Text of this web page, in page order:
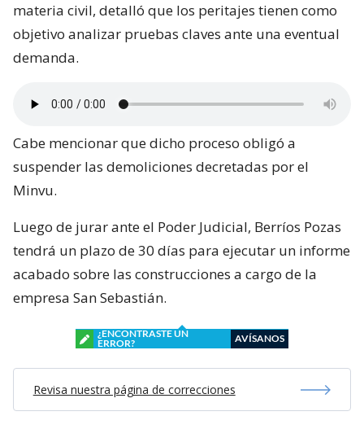
materia civil, detalló que los peritajes tienen como
objetivo analizar pruebas claves ante una eventual
demanda.
Cabe mencionar que dicho proceso obligó a
suspender las demoliciones decretadas por el
Minvu.
Luego de jurar ante el Poder Judicial, Berríos Pozas
tendrá un plazo de 30 días para ejecutar un informe
acabado sobre las construcciones a cargo de la
empresa San Sebastián.
¿ENCONTRASTE UN
ERROR?
AVÍSANOS
Revisa nuestra página de correcciones